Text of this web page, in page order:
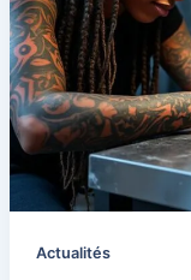
Actualités